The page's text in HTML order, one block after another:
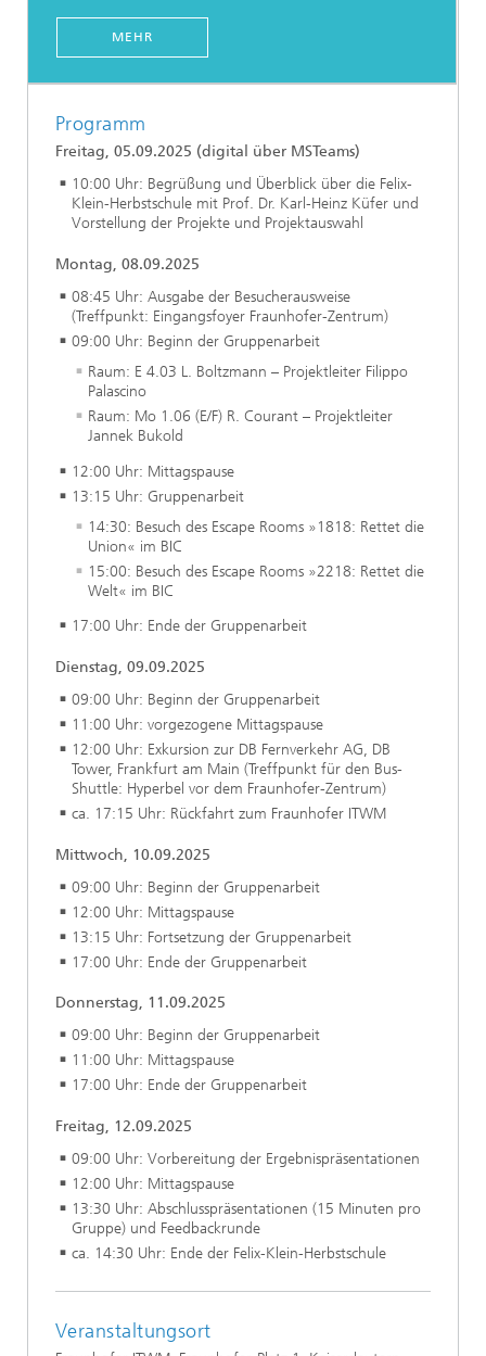
MEHR
Programm
Freitag, 05.09.2025 (digital über MSTeams)
10:00 Uhr: Begrüßung und Überblick über die Felix-
Klein-Herbstschule mit Prof. Dr. Karl-Heinz Küfer und
Vorstellung der Projekte und Projektauswahl
Montag, 08.09.2025
08:45 Uhr: Ausgabe der Besucherausweise
(Treffpunkt: Eingangsfoyer Fraunhofer-Zentrum)
09:00 Uhr: Beginn der Gruppenarbeit
Raum: E 4.03 L. Boltzmann – Projektleiter Filippo
Palascino
Raum: Mo 1.06 (E/F) R. Courant – Projektleiter
Jannek Bukold
12:00 Uhr: Mittagspause
13:15 Uhr: Gruppenarbeit
14:30: Besuch des Escape Rooms »1818: Rettet die
Union« im BIC
15:00: Besuch des Escape Rooms »2218: Rettet die
Welt« im BIC
17:00 Uhr: Ende der Gruppenarbeit
Dienstag, 09.09.2025
09:00 Uhr: Beginn der Gruppenarbeit
11:00 Uhr: vorgezogene Mittagspause
12:00 Uhr: Exkursion zur DB Fernverkehr AG, DB
Tower, Frankfurt am Main (Treffpunkt für den Bus-
Shuttle: Hyperbel vor dem Fraunhofer-Zentrum)
ca. 17:15 Uhr: Rückfahrt zum Fraunhofer ITWM
Mittwoch, 10.09.2025
09:00 Uhr: Beginn der Gruppenarbeit
12:00 Uhr: Mittagspause
13:15 Uhr: Fortsetzung der Gruppenarbeit
17:00 Uhr: Ende der Gruppenarbeit
Donnerstag, 11.09.2025
09:00 Uhr: Beginn der Gruppenarbeit
11:00 Uhr: Mittagspause
17:00 Uhr: Ende der Gruppenarbeit
Freitag, 12.09.2025
09:00 Uhr: Vorbereitung der Ergebnispräsentationen
12:00 Uhr: Mittagspause
13:30 Uhr: Abschlusspräsentationen (15 Minuten pro
Gruppe) und Feedbackrunde
ca. 14:30 Uhr: Ende der Felix-Klein-Herbstschule
Veranstaltungsort